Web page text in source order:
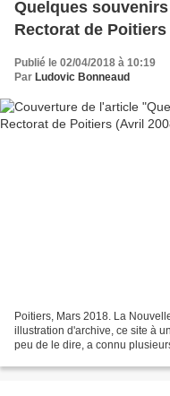
Quelques
Rectorat de Poitiers
Publié le 02/04/2018 à 10:19
Par Ludovic Bonneaud
Poitiers, Mars 2018. La
illustration d'archive, ce site à
peu de le dire, a connu